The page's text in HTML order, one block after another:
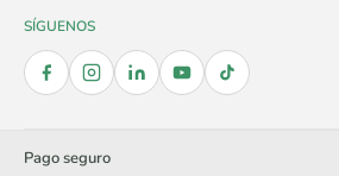
SÍGUENOS
Pago seguro